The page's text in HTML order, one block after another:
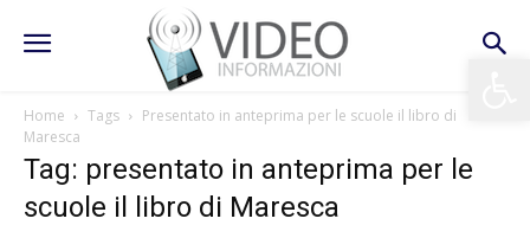
Home Tags
Presentato in anteprima per le scuole il libro di
Maresca
Tag: presentato in anteprima per le
scuole il libro di Maresca